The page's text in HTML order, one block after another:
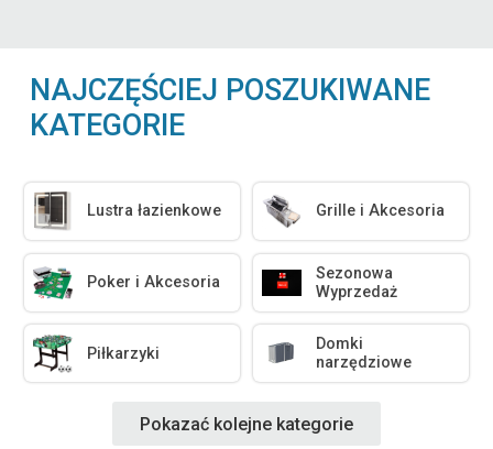
NAJCZĘŚCIEJ POSZUKIWANE
KATEGORIE
Lustra łazienkowe Grille i Akcesoria
Poker i Akcesoria
Sezonowa
Wyprzedaż
Piłkarzyki
Domki
narzędziowe
Pokazać kolejne kategorie